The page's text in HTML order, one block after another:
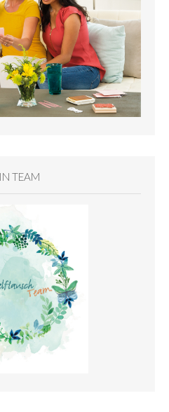
TEAM